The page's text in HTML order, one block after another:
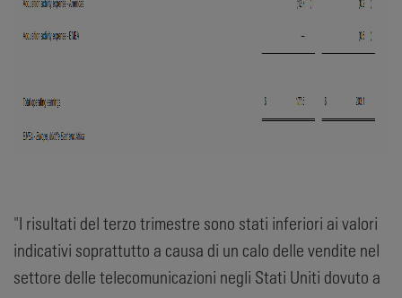
"I risultati del terzo trimestre sono stati inferiori ai valori
indicativi soprattutto a causa di un calo delle vendite nel
settore delle telecomunicazioni negli Stati Uniti dovuto a